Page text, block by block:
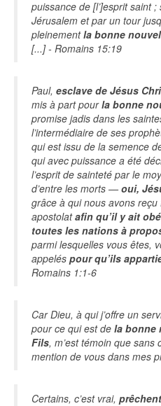
puissance de [l’]esprit saint
Jérusalem et par un tour
pleinementla bonne
[...] - Romains 15:19
Paul, esclave de Jésus
mis à part pourla bonne
promise jadis dans les
l’intermédiaire de ses
qui est issu de la semence
qui avec puissance a été
l’esprit de sainteté par le
d’entre les morts —oui,
grâce à qui nous avons
apostolatafin qu’il y ait
toutes les nations à
parmi lesquelles vous êtes,
appelés pour qu’ils
Romains 1:1-6
Car Dieu, à qui j’offre un
pour ce qui est de la bonne
Fils, m’est témoin que sans
mention de vous dans mes
Certains, c’est vrai,